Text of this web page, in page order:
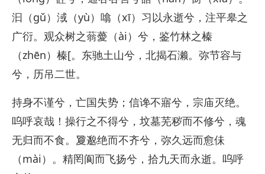
汩（gǔ）淢（yù）噏（xī）习以永逝兮，注平皋之
广衍。观众树之蓊薆（ài）兮，鉴竹林之榛
（zhēn）榛[。东驰土山兮，北揭石濑。弥节容与
兮，历吊二世。
持身不谨兮，亡国失势；信谗不寤兮，宗庙灭绝。
呜呼哀哉！操行之不得兮，坟墓芜秽而不修兮，魂
无归而不食。夐邈绝而不齐兮，弥久远而愈佅
（mài）。精罔阆而飞扬兮，拾九天而永逝。呜呼